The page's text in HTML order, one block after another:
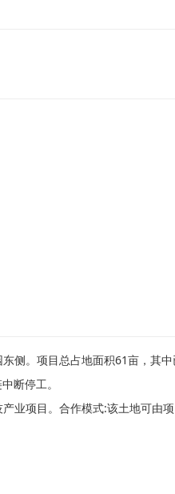
侧。项目总占地面积61亩，其
断停工。
业项目。合作模式:该土地可由